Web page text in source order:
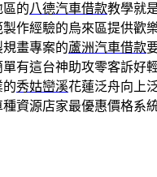
的八德汽車借款教學就
作經驗的烏來區提供歡
畫專案的蘆洲汽車借款
有這台神助攻零客訴好
的秀姑巒溪花蓮泛舟向上
資源店家最優惠價格系